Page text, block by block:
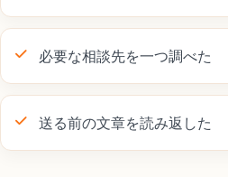
必要な相談先を一つ調べた
送る前の文章を読み返した